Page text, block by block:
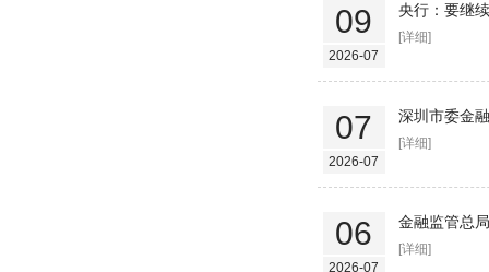
09
2026-07
央行：要继
[详细]
07
2026-07
深圳市委金
[详细]
06
2026-07
金融监管总
[详细]